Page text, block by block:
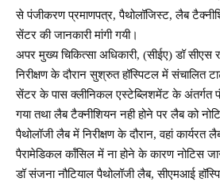
से पंजीकरण प्रमाणपत्र, पैथोलॉजिस्ट, लैब
सेंटर की जानकारी मांगी गयी।
अपर मुख्य चिकित्सा अधिकारी, (सीईए) डॉ सीएस
निरीक्षण के दौरान सुश्रुत हॉस्पिटल में संचालित
सेंटर के पास क्लीनिकल एस्टेब्लिशमेंट के अंतर्गत
गया तथा लैब टैक्नीशियन नही होने पर लैब को
पैथोलॉजी लैब में निरीक्षण के दौरान, वहां
पैरामेडिकल कॉंसिल में ना होने के कारण नोटिस
डॉ संजना नौटियाल पैथोलॉजी लैब, सीएमआई